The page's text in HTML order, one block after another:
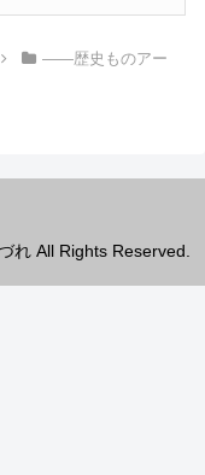
――歴史ものアー
れ All Rights Reserved.